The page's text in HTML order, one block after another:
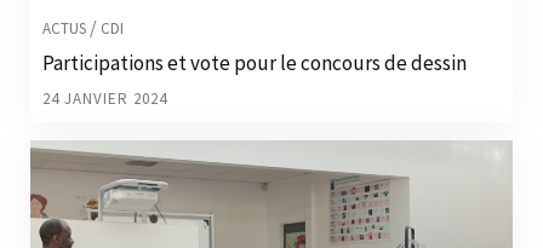
ACTUS / CDI
Participations et vote pour le concours de dessin
24 JANVIER 2024